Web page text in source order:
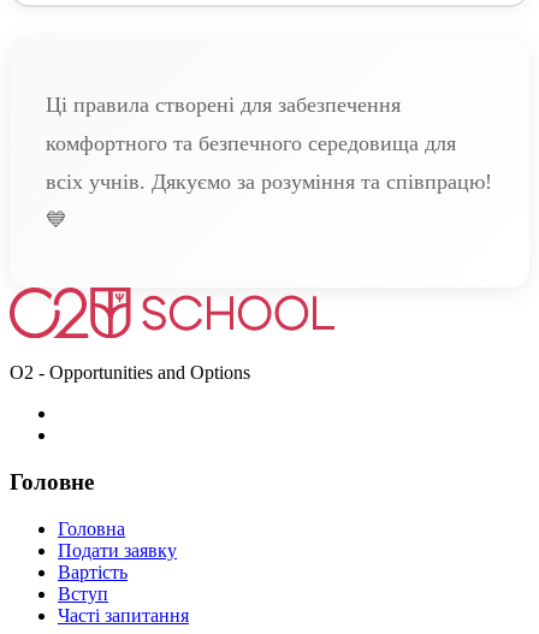
Ці правила створені для забезпечення
комфортного та безпечного середовища для
всіх учнів. Дякуємо за розуміння та співпрацю!
💙
O2 - Opportunities and Options
Головне
Головна
Подати заявку
Вартість
Вступ
Часті запитання